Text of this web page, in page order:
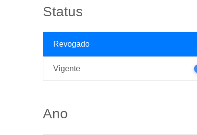
Status
Revogado
Vigente
Ano